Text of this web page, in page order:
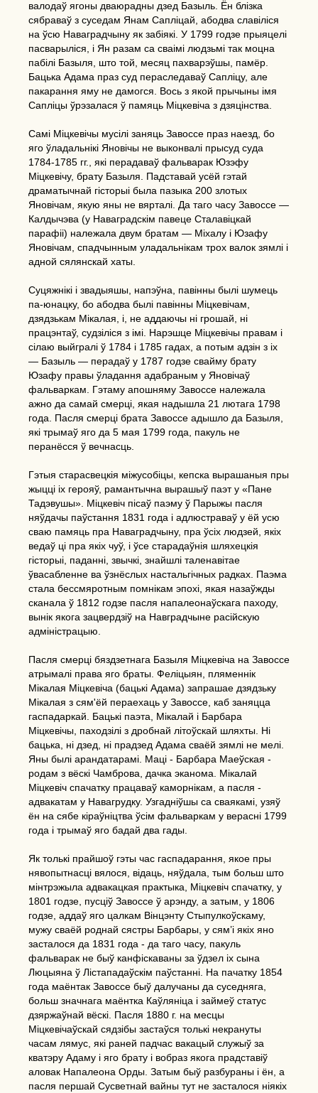
валодаў ягоны дваюрадны дзед Базыль. Ён блізка
сябраваў з суседам Янам Сапліцай, абодва славіліся
на ўсю Наваградчыну як забіякі. У 1799 годзе прыяцелі
пасварыліся, і Ян разам са сваімі людзьмі так моцна
пабілі Базыля, што той, месяц пахварэўшы, памёр.
Бацька Адама праз суд пераследаваў Сапліцу, але
пакарання яму не дамогся. Вось з якой прычыны імя
Сапліцы ўрэзалася ў памяць Міцкевіча з дзяцінства.
Самі Міцкевічы мусілі заняць Завоссе праз наезд, бо
яго ўладальнікі Яновічы не выконвалі прысуд суда
1784-1785 гг., які перадаваў фальварак Юзэфу
Міцкевічу, брату Базыля. Падставай усёй гэтай
драматычнай гісторыі была пазыка 200 злотых
Яновічам, якую яны не вярталі. Да таго часу Завоссе —
Калдычэва (у Наваградскім павеце Сталавіцкай
парафіі) належала двум братам — Міхалу і Юзафу
Яновічам, спадчынным уладальнікам трох валок зямлі і
адной сялянскай хаты.
Суцяжнікі і звадыяшы, напэўна, павінны былі шумець
па-юнацку, бо абодва былі павінны Міцкевічам,
дзядзькам Мікалая, і, не аддаючы ні грошай, ні
працэнтаў, судзіліся з імі. Нарэшце Міцкевічы правам і
сілаю выйгралі ў 1784 і 1785 гадах, а потым адзін з іх
— Базыль — перадаў у 1787 годзе свайму брату
Юзафу правы ўладання адабраным у Яновічаў
фальваркам. Гэтаму апошняму Завоссе належала
ажно да самай смерці, якая надышла 21 лютага 1798
года. Пасля смерці брата Завоссе адышло да Базыля,
які трымаў яго да 5 мая 1799 года, пакуль не
перанёсся ў вечнасць.
Гэтыя старасвецкія міжусобіцы, кепска вырашаныя пры
жыцці іх герояў, рамантычна вырашыў паэт у «Пане
Тадэвушы». Міцкевіч пісаў паэму ў Парыжы пасля
няўдачы паўстання 1831 года і адлюстраваў у ёй усю
сваю памяць пра Наваградчыну, пра ўсіх людзей, якіх
ведаў ці пра якіх чуў, і ўсе старадаўнія шляхецкія
гісторыі, паданні, звычкі, знайшлі таленавітае
ўвасабленне ва ўзнёслых настальгічных радках. Паэма
стала бессмяротным помнікам эпохі, якая назаўжды
сканала ў 1812 годзе пасля напалеонаўскага паходу,
вынік якога зацвердзіў на Навградчыне расійскую
адміністрацыю.
Пасля смерці бяздзетнага Базыля Міцкевіча на Завоссе
атрымалі права яго браты. Феліцыян, пляменнік
Мікалая Міцкевіча (бацькі Адама) запрашае дзядзьку
Мікалая з сям'ёй пераехаць у Завоссе, каб заняцца
гаспадаркай. Бацькі паэта, Мікалай і Барбара
Міцкевічы, паходзілі з дробнай літоўскай шляхты. Ні
бацька, ні дзед, ні прадзед Адама сваёй зямлі не мелі.
Яны былі арандатарамі. Маці - Барбара Маеўская -
родам з вёскі Чамброва, дачка эканома. Мікалай
Міцкевіч спачатку працаваў каморнікам, а пасля -
адвакатам у Навагрудку. Узгадніўшы са сваякамі, узяў
ён на сябе кіраўніцтва ўсім фальваркам у верасні 1799
года і трымаў яго бадай два гады.
Як толькі прайшоў гэты час гаспадарання, якое пры
нявопытнасці вялося, відаць, няўдала, тым больш што
мінтрэжыла адвакацкая практыка, Міцкевіч спачатку, у
1801 годзе, пусціў Завоссе ў арэнду, а затым, у 1806
годзе, аддаў яго цалкам Вінцэнту Стыпулкоўскаму,
мужу сваёй роднай сястры Барбары, у сям’і якіх яно
засталося да 1831 года - да таго часу, пакуль
фальварак не быў канфіскаваны за ўдзел іх сына
Люцыяна ў Лістападаўскім паўстанні. На пачатку 1854
года маёнтак Завоссе быў далучаны да суседняга,
больш значнага маёнтка Каўляніца і займеў статус
дзяржаўнай вёскі. Пасля 1880 г. на месцы
Міцкевічаўскай сядзібы застаўся толькі некрануты
часам лямус, які раней падчас вакацый служыў за
кватэру Адаму і яго брату і вобраз якога прадставіў
аловак Напалеона Орды. Затым быў разбураны і ён, а
пасля першай Сусветнай вайны тут не засталося ніякіх